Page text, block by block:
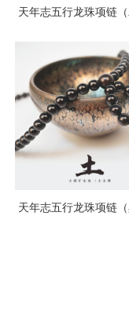
天年志五行龙珠项链（
天年志五行龙珠项链（